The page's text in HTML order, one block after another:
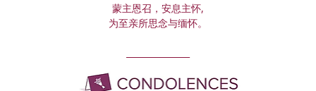
蒙主恩召，安息主怀,
为至亲所思念与缅怀。